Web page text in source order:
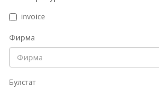
invoice
Фирма
Булстат